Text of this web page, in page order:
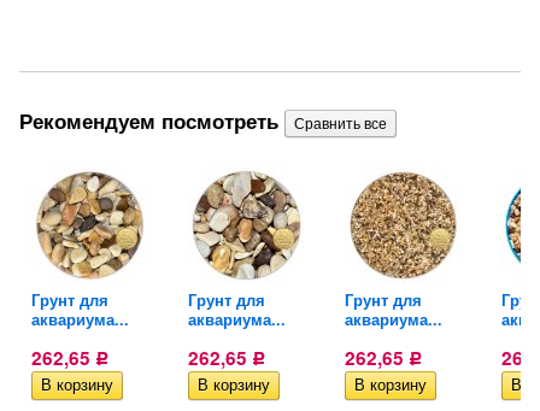
Рекомендуем посмотреть
Грунт для
аквариума...
262,65 Р
Грунт для
аквариума...
262,65 Р
Грунт для
аквариума...
262,65 Р